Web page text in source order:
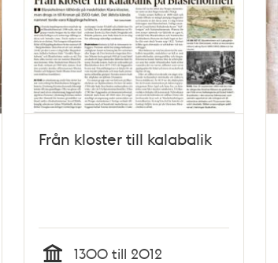
Från kloster till kalabalik
1300 till 2012